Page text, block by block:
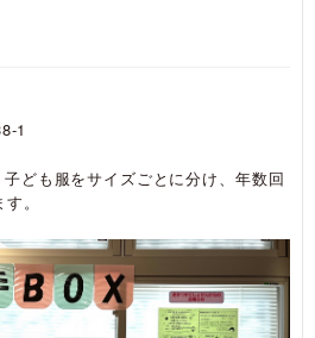
1
ども服をサイズごとに分け、年数回
。